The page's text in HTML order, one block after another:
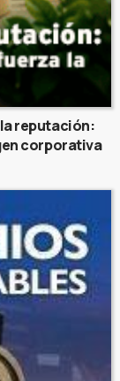
reputación:
corporativa